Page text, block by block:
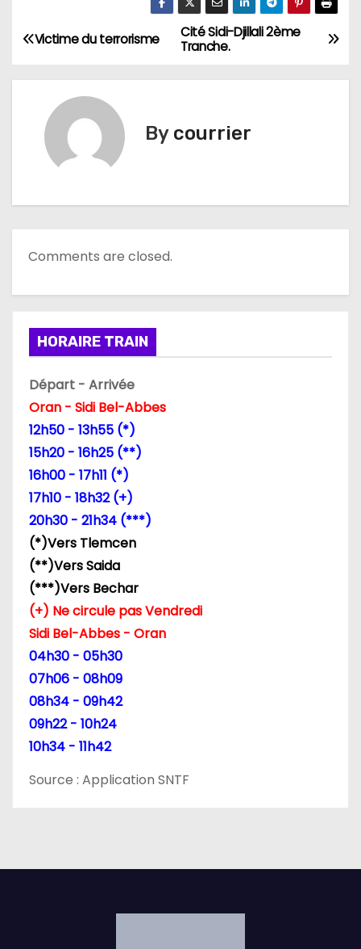
N
a
a
t
d
e
a
r
t
c
e
Cité Sidi-Djillali 2ème
Tranche.
Victime du terrorisme
By courrier
Comments are closed.
HORAIRE TRAIN
Départ - Arrivée
Oran - Sidi Bel-Abbes
12h50 - 13h55 (*)
15h20 - 16h25 (**)
16h00 - 17h11 (*)
17h10 - 18h32 (+)
20h30 - 21h34 (***)
(*)Vers Tlemcen
(**)Vers Saida
(***)Vers Bechar
(+) Ne circule pas Vendredi
Sidi Bel-Abbes - Oran
04h30 - 05h30
07h06 - 08h09
08h34 - 09h42
09h22 - 10h24
10h34 - 11h42
Source : Application SNTF